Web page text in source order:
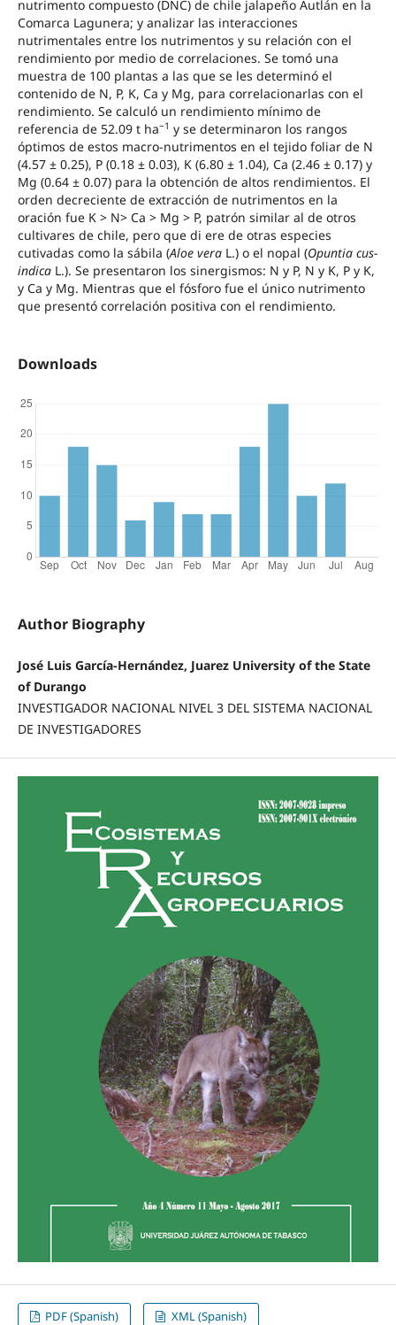
nutrimento compuesto (DNC) de chile jalapeño Autlán en la
Comarca Lagunera; y analizar las interacciones
nutrimentales entre los nutrimentos y su relación con el
rendimiento por medio de correlaciones. Se tomó una
muestra de 100 plantas a las que se les determinó el
contenido de N, P, K, Ca y Mg, para correlacionarlas con el
rendimiento. Se calculó un rendimiento mínimo de
referencia de 52.09 t ha−1 y se determinaron los rangos
óptimos de estos macro-nutrimentos en el tejido foliar de N
(4.57 ± 0.25), P (0.18 ± 0.03), K (6.80 ± 1.04), Ca (2.46 ± 0.17) y
Mg (0.64 ± 0.07) para la obtención de altos rendimientos. El
orden decreciente de extracción de nutrimentos en la
oración fue K > N> Ca > Mg > P, patrón similar al de otros
cultivares de chile, pero que di ere de otras especies
cutivadas como la sábila (Aloe veraL.) o el nopal (Opuntia cus-
indicaL.). Se presentaron los sinergismos: N y P, N y K, P y K,
y Ca y Mg. Mientras que el fósforo fue el único nutrimento
que presentó correlación positiva con el rendimiento.
Downloads
Author Biography
José Luis García-Hernández, Juarez University of the State
of Durango
INVESTIGADOR NACIONAL NIVEL 3 DEL SISTEMA NACIONAL
DE INVESTIGADORES
PDF (Spanish) XML (Spanish)